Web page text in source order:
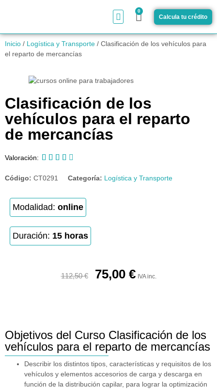
0
Calcula tu crédito
Inicio / Logística y Transporte / Clasificación de los vehículos para
el reparto de mercancías
Clasificación de los
vehículos para el reparto
de mercancías
Valoración:     
Código: CT0291 Categoría: Logística y Transporte
Modalidad: online
Duración: 15 horas
112,50€ 75,00 € IVA inc.
Objetivos del Curso Clasificación de los
vehículos para el reparto de mercancías
Describir los distintos tipos, características y requisitos de los
vehículos y elementos accesorios de carga y descarga en
función de la distribución capilar, para lograr la optimización